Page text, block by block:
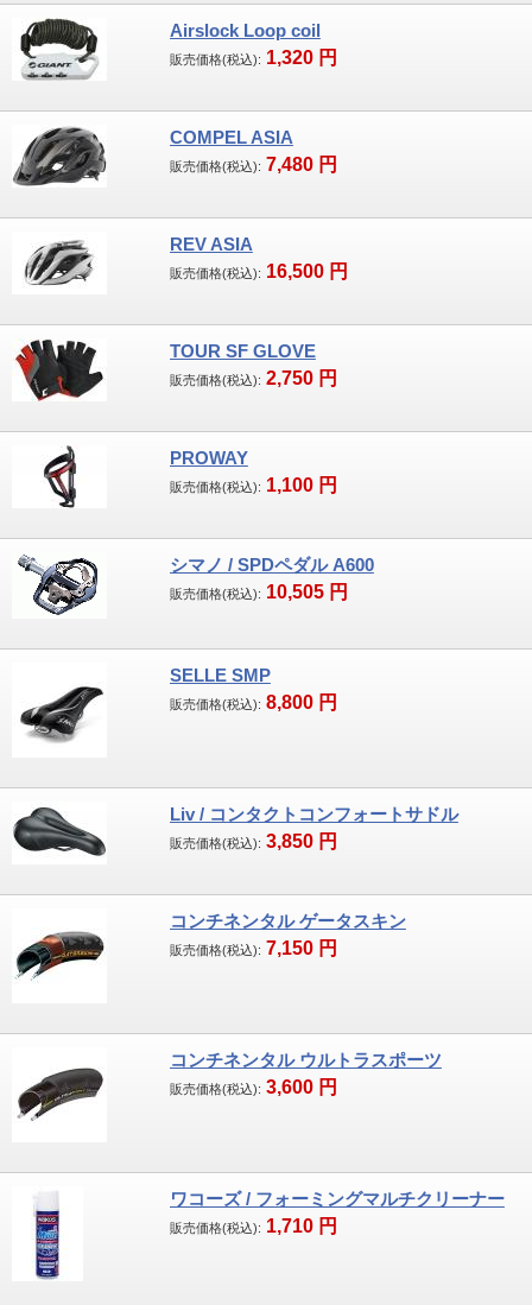
す。
2007年第一期生合格以来2度の更新を果たし
現在に至っています。資格者が組み立てたス
す。
Airslock Loop coil
販売価格(税込): 1,320 円
COMPEL ASIA
販売価格(税込): 7,480 円
REV ASIA
販売価格(税込): 16,500 円
TOUR SF GLOVE
販売価格(税込): 2,750 円
PROWAY
販売価格(税込): 1,100 円
シマノ / SPDペダル A600
販売価格(税込): 10,505 円
SELLE SMP
販売価格(税込): 8,800 円
Liv / コンタクトコンフォートサドル
販売価格(税込): 3,850 円
コンチネンタル ゲータスキン
販売価格(税込): 7,150 円
コンチネンタル ウルトラスポーツ
販売価格(税込): 3,600 円
ワコーズ / フォーミングマルチクリーナー
販売価格(税込): 1,710 円